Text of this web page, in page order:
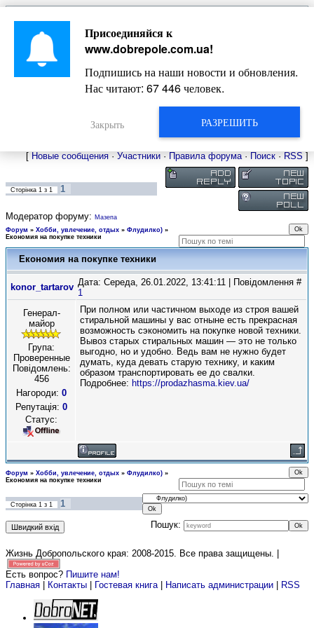
Главная
Новости
Довідкова
Фото
Оголошення
Видео
Жизнь Добропольского края
[ Новые сообщения · Участники · Правила форума· Поиск · RSS ]
Сторінка 1 з 1 1
Модератор форуму: Мазепа
Форум » Хобби, увлечение, отдых » Флудилко) »
Економия на покупке техники
Економия на покупке техники
konor_tartarov Дата: Середа, 26.01.2022, 13:41:11 | Повідомлення #
1
Генерал-
майор
Група:
Проверенные
Повідомлень:
456
Нагороди: 0
Репутація: 0
Статус:
При полном или частичном выходе из строя вашей
стиральной машины у вас отныне есть прекрасная
возможность сэкономить на покупке новой техники.
Вывоз старых стиральных машин — это не только
выгодно, но и удобно. Ведь вам не нужно будет
думать, куда девать старую технику, и каким
образом транспортировать ее до свалки.
Подробнее: https://prodazhasma.kiev.ua/
Форум » Хобби, увлечение, отдых » Флудилко) »
Економия на покупке техники
Сторінка 1 з 1
1
Пошук:
Жизнь Добропольского края: 2008-2015. Все права защищены. |
Есть вопрос? Пишите нам!
Главная
Контакты Гостевая книга| Написать администрации RSS
Присоединяйся к
www.dobrepole.com.ua!
Подпишись на наши новости и обновления.
Нас читают: 67 446человек.
РАЗРЕШИТЬ
Закрыть